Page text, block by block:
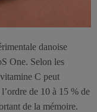
danoise
One. Selon les
C peut
de 10 à 15 % de
de la mémoire.